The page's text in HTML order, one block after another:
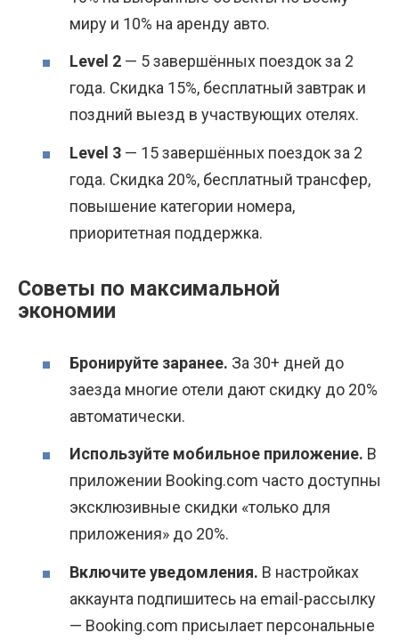
миру и 10% на аренду авто.
Level 2 — 5 завершённых поездок за 2
года. Скидка 15%, бесплатный завтрак и
поздний выезд в участвующих отелях.
Level 3 — 15 завершённых поездок за 2
года. Скидка 20%, бесплатный трансфер,
повышение категории номера,
приоритетная поддержка.
Советы по максимальной
экономии
Бронируйте заранее. За 30+ дней до
заезда многие отели дают скидку до 20%
автоматически.
Используйте мобильное приложение. В
приложении Booking.com часто доступны
эксклюзивные скидки «только для
приложения» до 20%.
Включите уведомления. В настройках
аккаунта подпишитесь на email-рассылку
— Booking.com присылает персональные